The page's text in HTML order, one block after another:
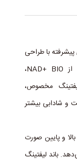
ورقه‌ای پیشرفته با طراحی
دو قسمتی است. این محصول با ترکیبی از NAD+ BIO،
مخصوص،
و شادابی بیشتر
و پایین صورت
باند لیفتینگ